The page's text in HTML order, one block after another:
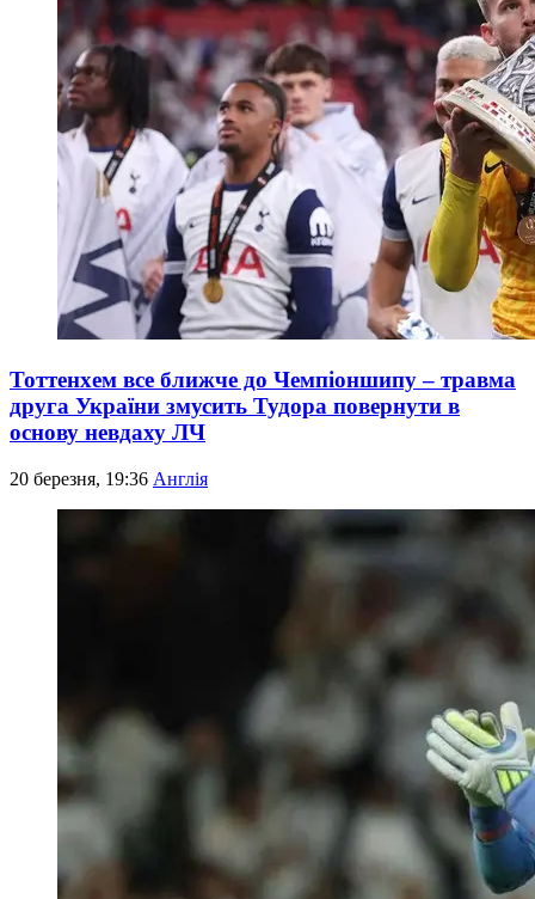
Тоттенхем все ближче до Чемпіоншипу – травма
друга України змусить Тудора повернути в
основу невдаху ЛЧ
20 березня, 19:36 Англія